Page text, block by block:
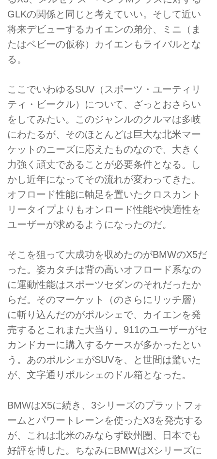
GLKの関係と同じと考えていい。そして近い
将来デビューするカイエンの弟分、ミニ（ま
たはベビーの仮称）カイエンもライバルとな
る。
ここでいわゆるSUV（スポーツ・ユーティリ
ティ・ビークル）について、ざっとおさらい
をしてみたい。このジャンルのクルマは多岐
にわたるが、そのほとんどは巨大な北米マー
ケットのニーズに応えたものなので、大きく
力強く頑丈であることが必要条件となる。し
かし近年になってその流れが変わってきた。
オフロード性能に軸足を置いたクロスカント
リータイプよりもオンロード性能や快適性を
ユーザーが求めるようになったのだ。
そこを狙って大成功を収めたのがBMWのX5だ
った。姿カタチは背の高いオフロード系なの
に運動性能はスポーツセダンのそれだったか
らだ。そのマーケット（のさらにリッチ層）
に斬り込んだのがポルシェで、カイエンを発
売するとこれまた大当り。911のユーザーがセ
カンドカーに購入するケースが多かったとい
う。あのポルシェがSUVを、と世間は驚いた
が、文字通りポルシェのドル箱となった。
BMWはX5に続き、3シリーズのプラットフォ
ームとパワートレーンを使ったX3を発売する
が、これは北米のみならず欧州圏、日本でも
好評を博した。ちなみにBMWはXシリーズに